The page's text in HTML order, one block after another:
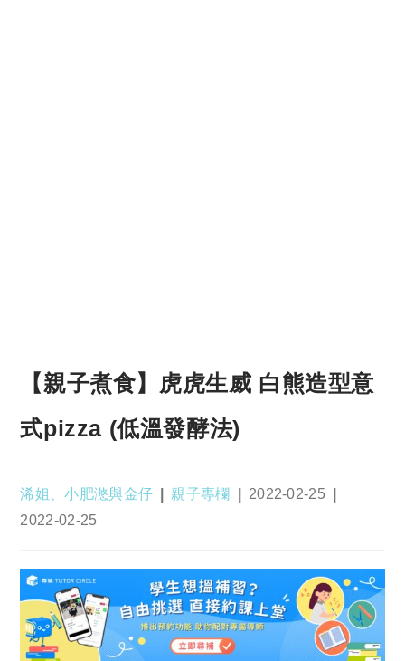
【親子煮食】虎虎生威 白熊造型意
式pizza (低溫發酵法)
Post
浠姐、小肥滺與金仔
Post
親子專欄
Post
2022-02-25
Post
2022-02-25